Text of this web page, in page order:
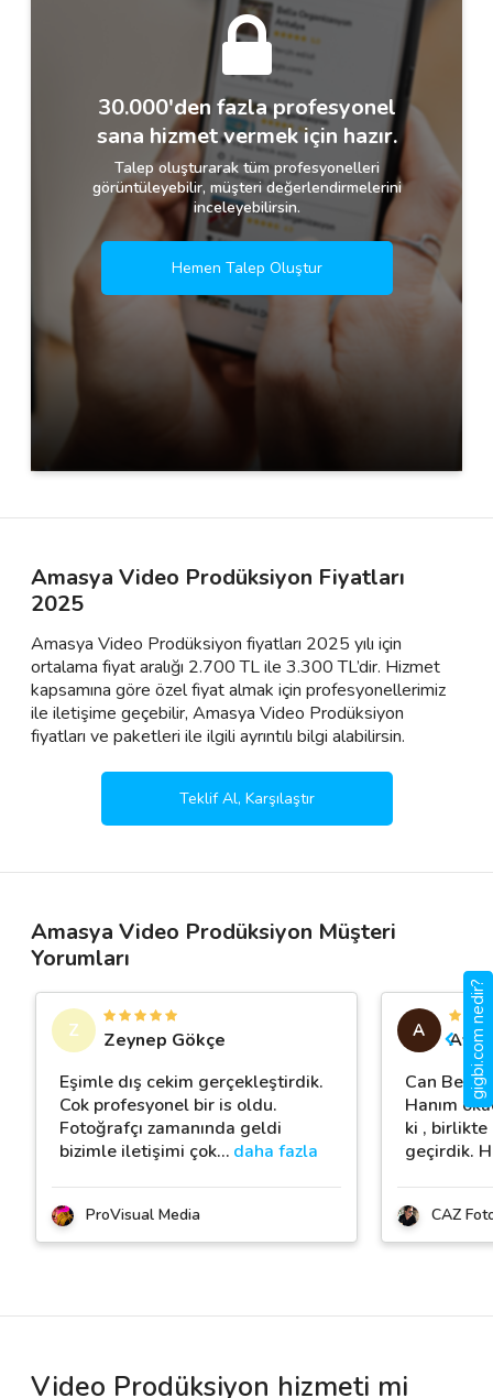
30.000'den fazla profesyonel
sana hizmet vermek için hazır.
Talep oluşturarak tüm profesyonelleri
görüntüleyebilir, müşteri değerlendirmelerini
inceleyebilirsin.
Hemen Talep Oluştur
Amasya Video Prodüksiyon Fiyatları
2025
Amasya Video Prodüksiyon fiyatları 2025 yılı için
ortalama fiyat aralığı 2.700 TL ile 3.300 TL’dir. Hizmet
kapsamına göre özel fiyat almak için profesyonellerimiz
ile iletişime geçebilir, Amasya Video Prodüksiyon
fiyatları ve paketleri ile ilgili ayrıntılı bilgi alabilirsin.
Teklif Al, Karşılaştır
Amasya Video Prodüksiyon Müşteri
Yorumları
Z
Zeynep Gökçe
Eşimle dış cekim gerçekleştirdik.
Cok profesyonel bir is oldu.
Fotoğrafçı zamanında geldi
bizimle iletişimi çok… daha fazla
ProVisual Media
A
Aylin
Can Bey
Hanım
ki , birlikte
geçirdik.
CAZ
Video Prodüksiyon hizmeti mi
gigbi.com nedir?